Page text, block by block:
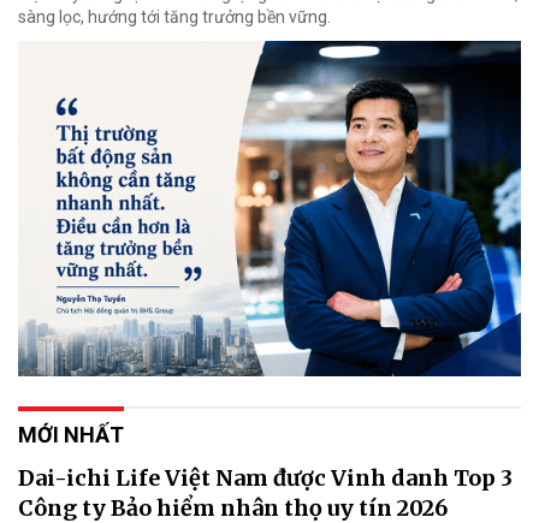
sàng lọc, hướng tới tăng trưởng bền vững.
MỚI NHẤT
Dai-ichi Life Việt Nam được Vinh danh Top 3
Công ty Bảo hiểm nhân thọ uy tín 2026